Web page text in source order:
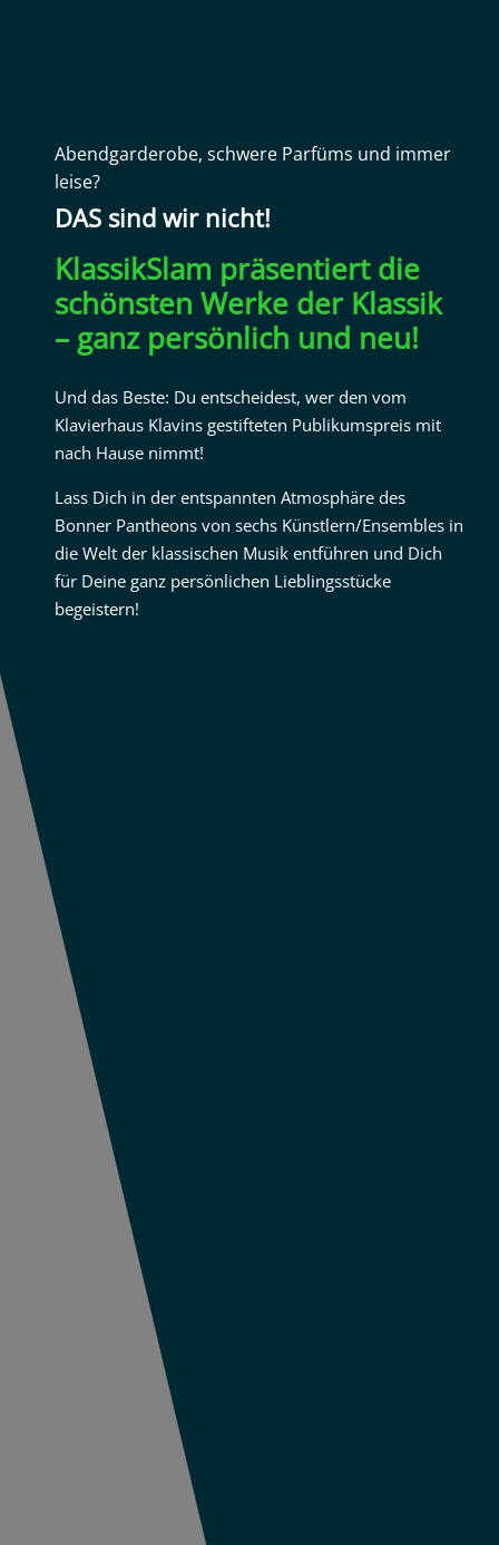
Abendgarderobe, schwere Parfüms und immer
leise?
DAS sind wir nicht!
KlassikSlam präsentiert die
schönsten Werke der Klassik
– ganz persönlich und neu!
Und das Beste: Du entscheidest, wer den vom
Klavierhaus Klavins gestifteten Publikumspreis mit
nach Hause nimmt!
Lass Dich in der entspannten Atmosphäre des
Bonner Pantheons von sechs Künstlern/Ensembles in
die Welt der klassischen Musik entführen und Dich
für Deine ganz persönlichen Lieblingsstücke
begeistern!